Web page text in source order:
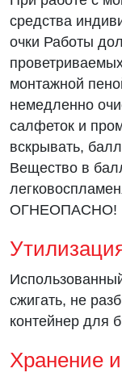
средства
очки Работы
монтажной
немедленно
салфеток и
вскрывать,
Вещество в
ОГНЕОПАСНО!
сжигать, не
контейнер для
Хранение